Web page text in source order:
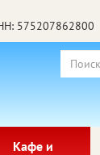
575207862800
Кафе и